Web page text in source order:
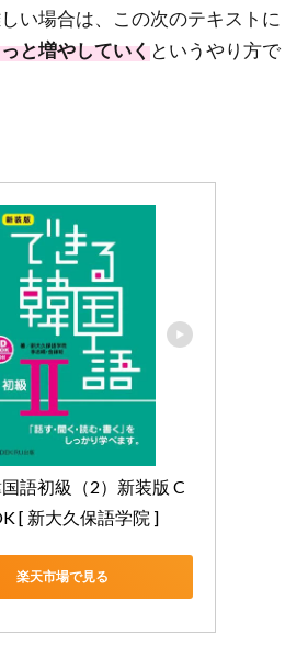
い場合は、この次のテキストに
と増やしていくというやり方で
語初級（2）新装版 C
[ 新大久保語学院 ]
楽天市場で見る